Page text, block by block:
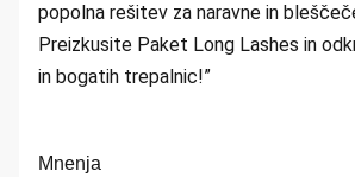
popolna rešitev za naravne in
Preizkusite Paket Long Lashes in
in bogatih trepalnic!”
Mnenja